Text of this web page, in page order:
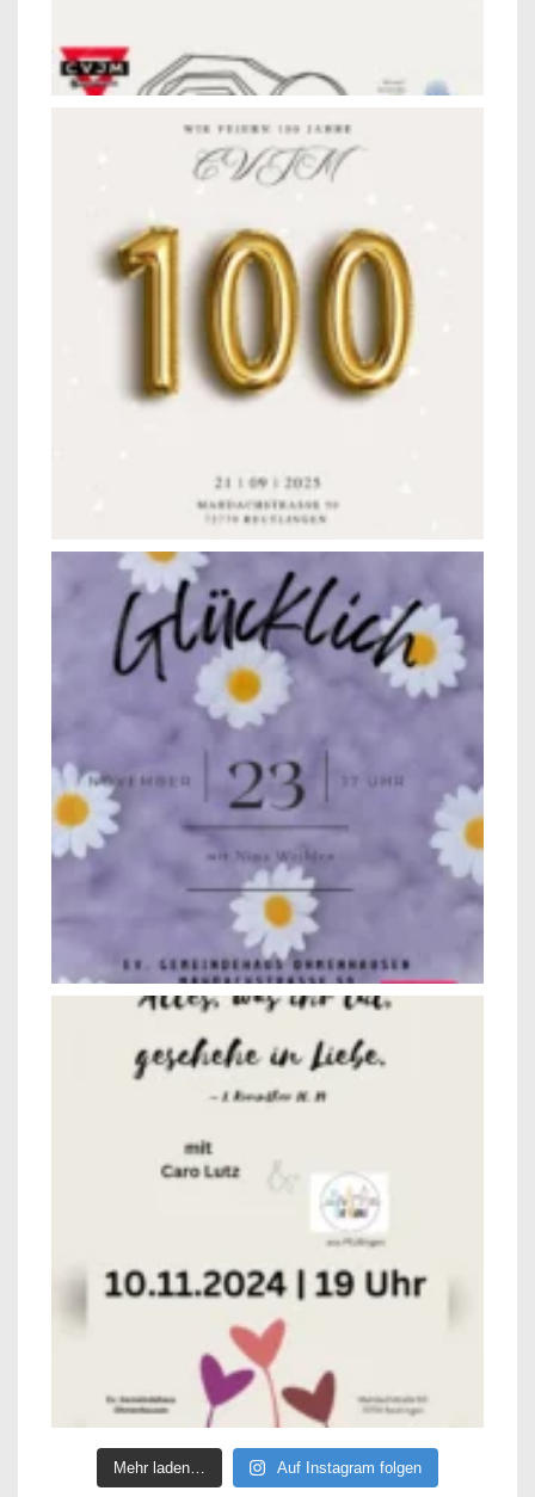
Mehr laden… Auf Instagram folgen